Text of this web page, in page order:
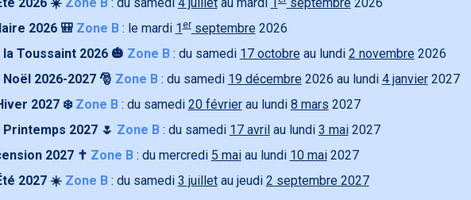
2026 ☀️ Zone B: du samedi 4 juilletau mardi 1 septembre 2026
2026 🎒 Zone B: le mardi 1erseptembre 2026
Toussaint 2026 🎃 Zone B: du samedi 17 octobre au lundi 2 novembre 2026
2026-2027 🎅 Zone B: du samedi 19 décembre 2026 au lundi 4 janvier2027
2027 ❄️ Zone B: du samedi 20 févrierau lundi 8 mars 2027
2027 🌷 Zone B: du samedi 17 avril au lundi 3 mai2027
2027 ✝️ Zone B: du mercredi 5 maiau lundi 10 mai2027
2027 ☀️ Zone B: du samedi 3 juilletau jeudi 2 septembre 2027